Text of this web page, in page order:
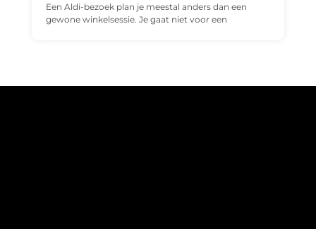
Een Aldi-bezoek plan je meestal anders dan een
gewone winkelsessie. Je gaat niet voor een